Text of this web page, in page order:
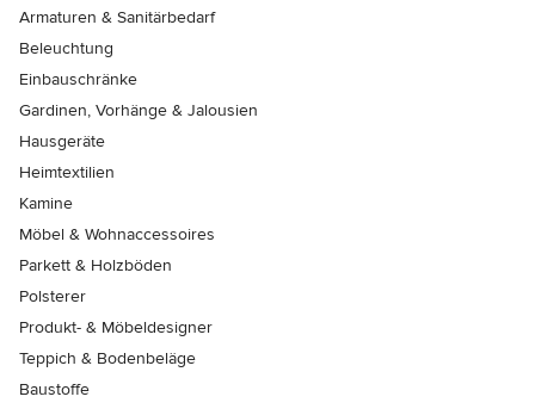
Armaturen & Sanitärbedarf
Beleuchtung
Einbauschränke
Gardinen, Vorhänge & Jalousien
Hausgeräte
Heimtextilien
Kamine
Möbel & Wohnaccessoires
Parkett & Holzböden
Polsterer
Produkt- & Möbeldesigner
Teppich & Bodenbeläge
Baustoffe